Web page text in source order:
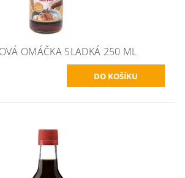
OMÁČKA SLADKÁ 250 ML